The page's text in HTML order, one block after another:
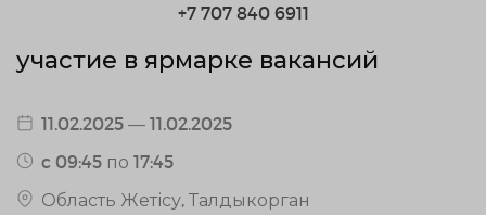
+7 707 840 6911
участие в ярмарке вакансий
11.02.2025 — 11.02.2025
c 09:45 по 17:45
Область Жетісу, Талдыкорган